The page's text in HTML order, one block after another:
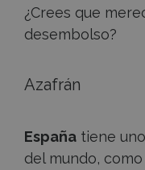
¿Crees que
desembolso?
Azafrán
España tiene
del mundo,